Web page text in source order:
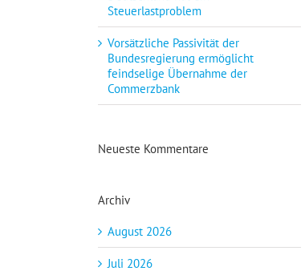
Steuerlastproblem
Vorsätzliche Passivität der
Bundesregierung ermöglicht
feindselige Übernahme der
Commerzbank
Neueste Kommentare
Archiv
August 2026
Juli 2026